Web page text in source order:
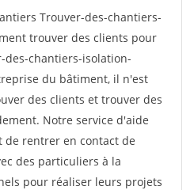
Trouver-des-chantiers-
trouver des clients pour
des-chantiers-isolation-
du bâtiment, il n'est
des clients et trouver des
Notre service d'aide
de rentrer en contact de
des particuliers à la
pour réaliser leurs projets